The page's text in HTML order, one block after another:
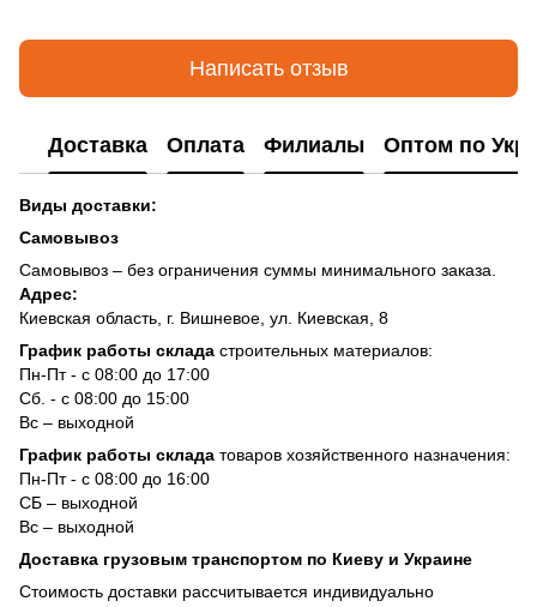
Написать отзыв
Доставка Оплата Филиалы Оптом по
Виды доставки:
Самовывоз
Самовывоз – без ограничения суммы минимального заказа.
Адрес:
Киевская область, г. Вишневое, ул. Киевская, 8
График работы склада строительных материалов:
Пн-Пт - с 08:00 до 17:00
Сб. - с 08:00 до 15:00
Вс – выходной
График работы склада товаров хозяйственного назначения:
Пн-Пт - с 08:00 до 16:00
СБ – выходной
Вс – выходной
Доставка грузовым транспортом по Киеву и Украине
Стоимость доставки рассчитывается индивидуально